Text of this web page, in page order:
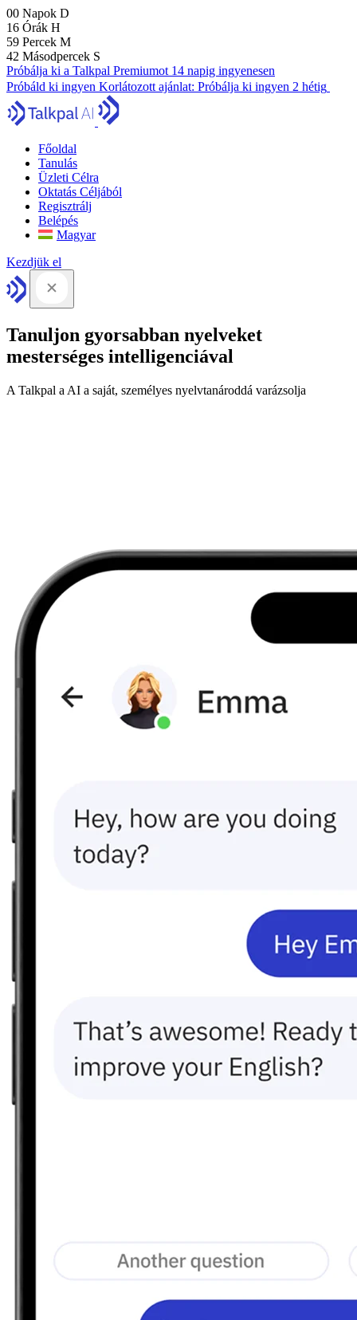
00 Napok D
16 Órák H
59 Percek M
41 Másodpercek S
Próbálja ki a Talkpal Premiumot 14 napig ingyenesen
Próbáld ki ingyen Korlátozott ajánlat: Próbálja ki ingyen 2 hétig
Főoldal
Tanulás
Üzleti Célra
Oktatás Céljából
Regisztrálj
Belépés
Magyar
Kezdjük el
Tanuljon gyorsabban nyelveket
mesterséges intelligenciával
A Talkpal a AI a saját, személyes nyelvtanároddá varázsolja